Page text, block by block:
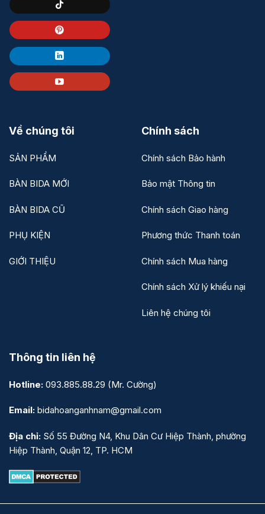
Về chúng tôi
SẢN PHẨM
BÀN BIDA MỚI
BÀN BIDA CŨ
PHỤ KIỆN
GIỚI THIỆU
Chính sách
Chính sách Bảo hành
Bảo mật Thông tin
Chính sách Giao hàng
Phương thức Thanh toán
Chính sách Mua hàng
Chính sách Xử lý khiếu nại
Liên hệ chúng tôi
Thông tin liên hệ
Hotline: 093.885.88.29 (Mr. Cường)
Email: bidahoanganhnam@gmail.com
Địa chỉ: Số 55 Đường N4, Khu Dân Cư Hiệp Thành, phường
Hiệp Thành, Quận 12, TP. HCM